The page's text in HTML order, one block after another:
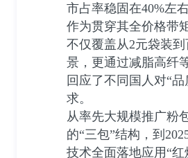
市占率稳固在40%左
作为贯穿其全价格带
不仅覆盖从2元袋装
景，更通过减脂高纤
回应了不同国人对“
求。
从率先大规模推广粉
的“三包”结构，到
技术全面落地应用“